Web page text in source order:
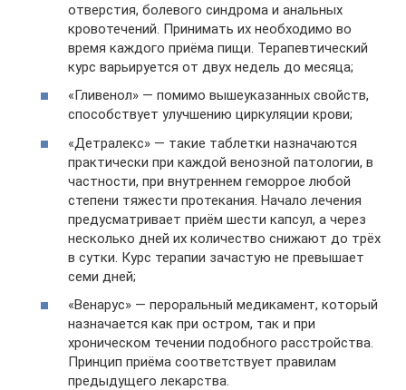
отверстия, болевого синдрома и анальных
кровотечений. Принимать их необходимо во
время каждого приёма пищи. Терапевтический
курс варьируется от двух недель до месяца;
«Гливенол» — помимо вышеуказанных свойств,
способствует улучшению циркуляции крови;
«Детралекс» — такие таблетки назначаются
практически при каждой венозной патологии, в
частности, при внутреннем геморрое любой
степени тяжести протекания. Начало лечения
предусматривает приём шести капсул, а через
несколько дней их количество снижают до трёх
в сутки. Курс терапии зачастую не превышает
семи дней;
«Венарус» — пероральный медикамент, который
назначается как при остром, так и при
хроническом течении подобного расстройства.
Принцип приёма соответствует правилам
предыдущего лекарства.